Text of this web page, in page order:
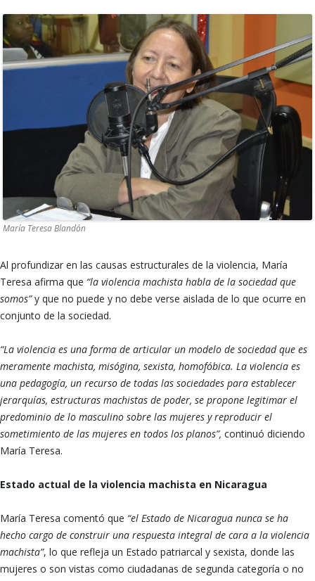
María Teresa Blandón
Al profundizar en las causas estructurales de la violencia, María
Teresa afirma que “la violencia machista habla de la sociedad que
somos”y que no puede y no debe verse aislada de lo que ocurre en
conjunto de la sociedad.
“La violencia es una forma de articular un modelo de sociedad que es
meramente machista, misógina, sexista, homofóbica. La violencia es
una pedagogía, un recurso de todas las sociedades para establecer
jerarquías, estructuras machistas de poder, se propone legitimar el
predominio de lo masculino sobre las mujeres y reproducir el
sometimiento de las mujeres en todos los planos”, continuó diciendo
María Teresa.
Estado actual de la violencia machista en Nicaragua
María Teresa comentó que “el Estado de Nicaragua nunca se ha
hecho cargo de construir una respuesta integral de cara a la violencia
machista”, lo que refleja un Estado patriarcal y sexista, donde las
mujeres o son vistas como ciudadanas de segunda categoría o no